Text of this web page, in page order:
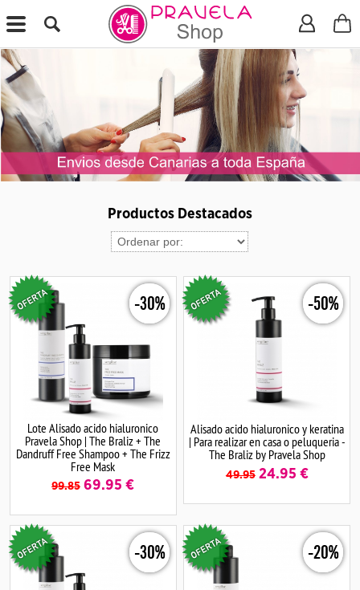
X
Productos Destacados
-30%
Lote Alisado acido hialuronico
Pravela Shop | The Braliz + The
Dandruff Free Shampoo + The Frizz
Free Mask
99.85 69.95 €
-50%
Alisado acido hialuronico y keratina
| Para realizar en casa o peluqueria -
The Braliz by Pravela Shop
49.95 24.95 €
-30% -20%